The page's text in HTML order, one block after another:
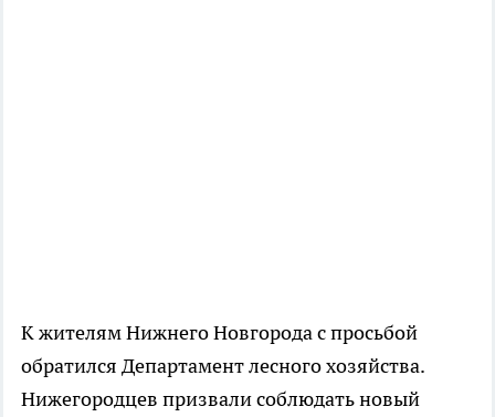
К жителям Нижнего Новгорода с просьбой
обратился Департамент лесного хозяйства.
Нижегородцев призвали соблюдать новый